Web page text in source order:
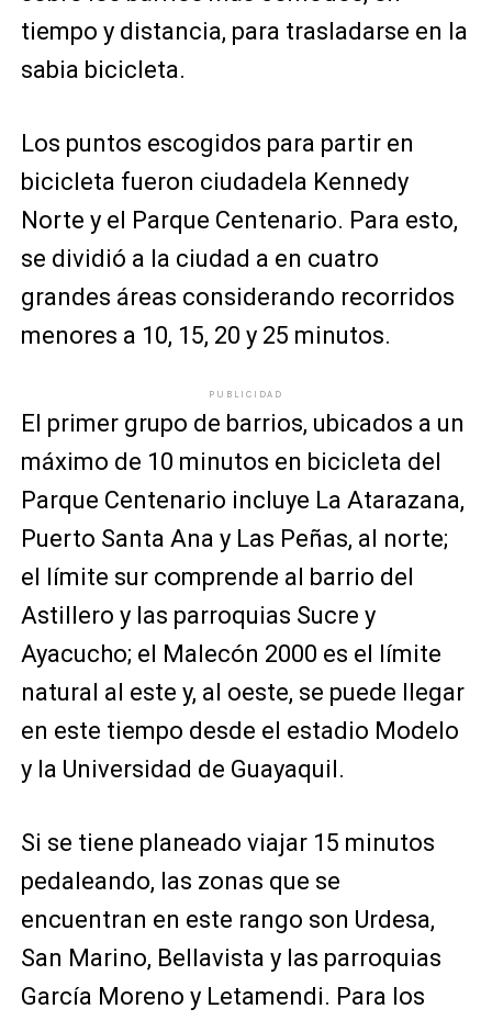
tiempo y distancia, para trasladarse en la
sabia bicicleta.
Los puntos escogidos para partir en
bicicleta fueron ciudadela Kennedy
Norte y el Parque Centenario. Para esto,
se dividió a la ciudad a en cuatro
grandes áreas considerando recorridos
menores a 10, 15, 20 y 25 minutos.
PUBLICIDAD
El primer grupo de barrios, ubicados a un
máximo de 10 minutos en bicicleta del
Parque Centenario incluye La Atarazana,
Puerto Santa Ana y Las Peñas, al norte;
el límite sur comprende al barrio del
Astillero y las parroquias Sucre y
Ayacucho; el Malecón 2000 es el límite
natural al este y, al oeste, se puede llegar
en este tiempo desde el estadio Modelo
y la Universidad de Guayaquil.
Si se tiene planeado viajar 15 minutos
pedaleando, las zonas que se
encuentran en este rango son Urdesa,
San Marino, Bellavista y las parroquias
García Moreno y Letamendi. Para los